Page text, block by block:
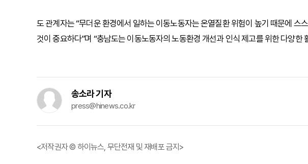
도 관계자는 “무더운 환경에서 일하는 이동노동자는 온열질환 위험이 높기 때문에 스
것이 중요하다”며 “충남도는 이동노동자의 노동환경 개선과 인식 제고를 위한 다양한
송소라 기자
press@hinews.co.kr
<저작권자 © 하이뉴스, 무단전재 및 재배포 금지>